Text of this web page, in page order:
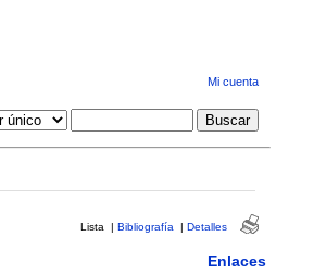
Mi cuenta
Lista | Bibliografía | Detalles
Enlaces